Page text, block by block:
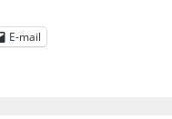
E-mail